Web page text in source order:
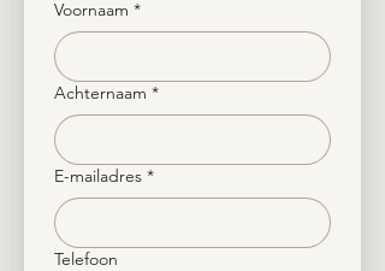
Voornaam *
Achternaam *
E-mailadres *
Telefoon